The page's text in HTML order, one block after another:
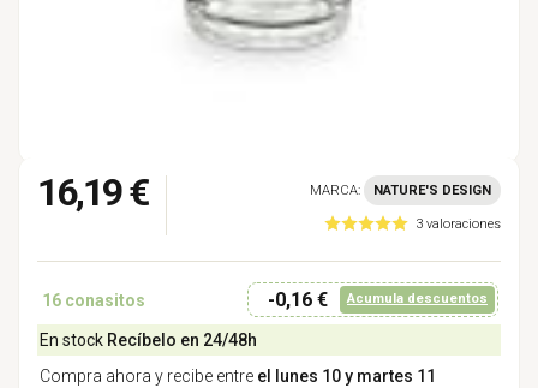
16,19 € MARCA: NATURE'S DESIGN
3 valoraciones
16 conasitos -0,16 € Acumula descuentos
En stock Recíbelo en 24/48h
Compra ahora y recibe entre el lunes 10 y martes 11